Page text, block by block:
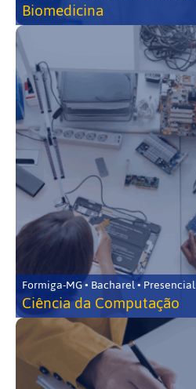
Biomedicina
Formiga-MG • Bacharel • Presencial
Ciência da Computação